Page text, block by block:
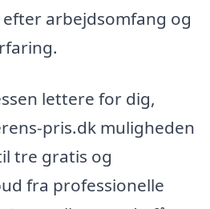
arbejdsomfang og
lettere for dig,
pris.dk muligheden
tre gratis og
fra professionelle